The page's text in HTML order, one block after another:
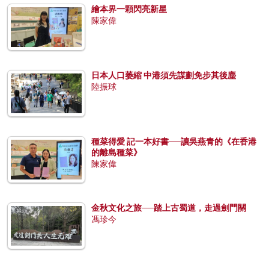
繪本界一顆閃亮新星
陳家偉
日本人口萎縮 中港須先謀劃免步其後塵
陸振球
種菜得愛 記一本好書──讀吳燕青的《在香港
的離島種菜》
陳家偉
金秋文化之旅──踏上古蜀道，走過劍門關
馮珍今